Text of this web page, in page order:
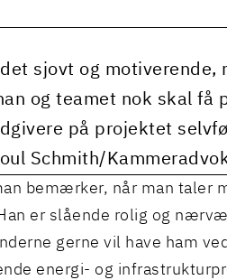
sjovt og
og teamet nok skal
på projektet
Schmith/
bemærker, når man taler
er slående rolig og
gerne vil have ham
energi- og